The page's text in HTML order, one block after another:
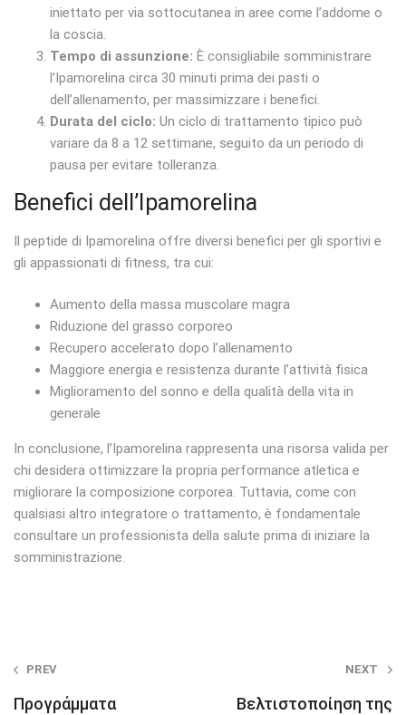
iniettato per via sottocutanea in aree come l’addome o
la coscia.
Tempo di assunzione: È consigliabile somministrare
l’Ipamorelina circa 30 minuti prima dei pasti o
dell’allenamento, per massimizzare i benefici.
Durata del ciclo: Un ciclo di trattamento tipico può
variare da 8 a 12 settimane, seguito da un periodo di
pausa per evitare tolleranza.
Benefici dell’Ipamorelina
Il peptide di Ipamorelina offre diversi benefici per gli sportivi e
gli appassionati di fitness, tra cui:
Aumento della massa muscolare magra
Riduzione del grasso corporeo
Recupero accelerato dopo l’allenamento
Maggiore energia e resistenza durante l’attività fisica
Miglioramento del sonno e della qualità della vita in
generale
In conclusione, l’Ipamorelina rappresenta una risorsa valida per
chi desidera ottimizzare la propria performance atletica e
migliorare la composizione corporea. Tuttavia, come con
qualsiasi altro integratore o trattamento, è fondamentale
consultare un professionista della salute prima di iniziare la
somministrazione.
Post
navigation
PREV
Προγράμματα
NEXT
Βελτιστοποίηση της